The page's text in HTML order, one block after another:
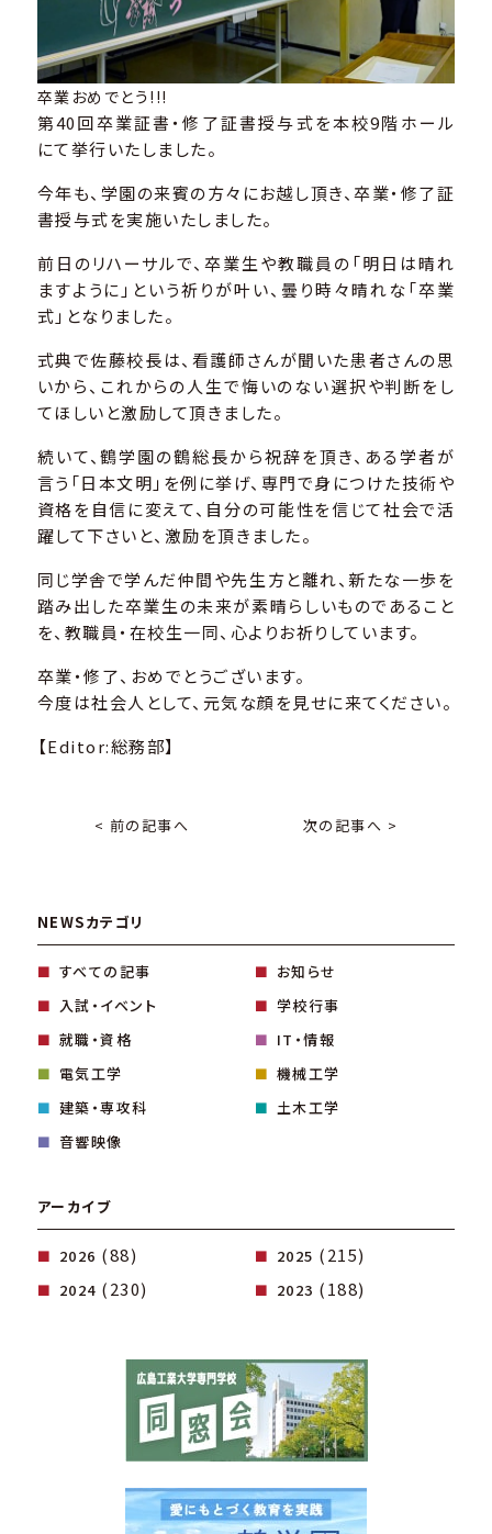
卒業おめでとう!!!
第40回卒業証書・修了証書授与式を本校9階ホール
にて挙行いたしました。
今年も、学園の来賓の方々にお越し頂き、卒業・修了証
書授与式を実施いたしました。
前日のリハーサルで、卒業生や教職員の「明日は晴れ
ますように」という祈りが叶い、曇り時々晴れな「卒業
式」となりました。
式典で佐藤校長は、看護師さんが聞いた患者さんの思
いから、これからの人生で悔いのない選択や判断をし
てほしいと激励して頂きました。
続いて、鶴学園の鶴総長から祝辞を頂き、ある学者が
言う「日本文明」を例に挙げ、専門で身につけた技術や
資格を自信に変えて、自分の可能性を信じて社会で活
躍して下さいと、激励を頂きました。
同じ学舎で学んだ仲間や先生方と離れ、新たな一歩を
踏み出した卒業生の未来が素晴らしいものであること
を、教職員・在校生一同、心よりお祈りしています。
卒業・修了、おめでとうございます。
今度は社会人として、元気な顔を見せに来てください。
【Editor:総務部】
< 前の記事へ 次の記事へ >
NEWSカテゴリ
すべての記事
お知らせ
入試・イベント
学校行事
就職・資格
IT・情報
電気工学
機械工学
建築・専攻科
土木工学
音響映像
アーカイブ
2026 (88) 2025 (215)
2024 (230) 2023 (188)